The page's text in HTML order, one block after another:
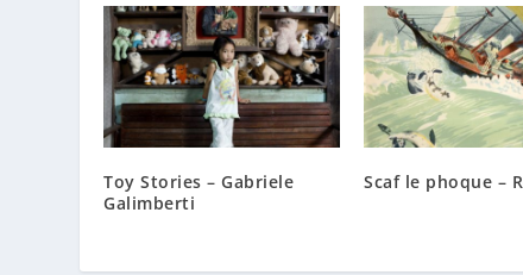
Toy Stories – Gabriele
Galimberti
Scaf le phoque –